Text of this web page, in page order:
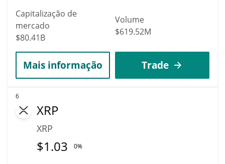
Capitalização de
mercado
$80.41B
Volume
$619.52M
Mais informação Trade
6
XRP
XRP
$1.03 0%